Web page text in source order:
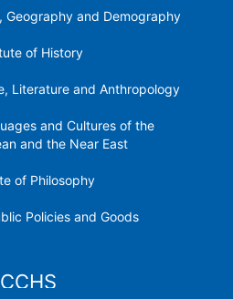
Geography and Demography
of History
Literature and Anthropology
​​and Cultures of the
and the Near East
of Philosophy
Policies and Goods
CCHS